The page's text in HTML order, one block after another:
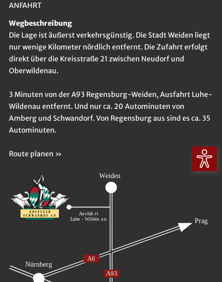
ANFAHRT
Wegbeschreibung
Die Lage ist äußerst verkehrsgünstig. Die Stadt Weiden liegt
nur wenige Kilometer nördlich entfernt. Die Zufahrt erfolgt
direkt über die Kreisstraße 21 zwischen Neudorf und
Oberwildenau.
3 Minuten von der A93 Regensburg-Weiden, Ausfahrt Luhe-
Wildenau entfernt. Und nur ca. 20 Autominuten von
Amberg und Schwandorf. Von Regensburg aus sind es ca. 35
Autominuten.
Route planen »